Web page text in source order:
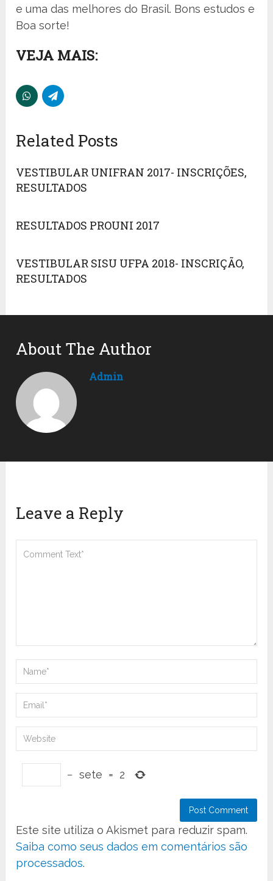
e uma das melhores do Brasil. Bons estudos e
Boa sorte!
VEJA MAIS:
Related Posts
VESTIBULAR UNIFRAN 2017- INSCRIÇÕES,
RESULTADOS
RESULTADOS PROUNI 2017
VESTIBULAR SISU UFPA 2018- INSCRIÇÃO,
RESULTADOS
About The Author
Admin
Leave a Reply
− sete = 2
Este site utiliza o Akismet para reduzir spam.
Saiba como seus dados em comentários são
processados.